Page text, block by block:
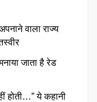
वाला राज्य
जाता है रेड
होती…” ये कहानी